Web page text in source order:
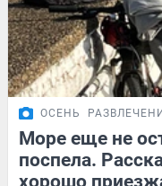
ОСЕНЬ
Море еще не
поспела.
хорошо